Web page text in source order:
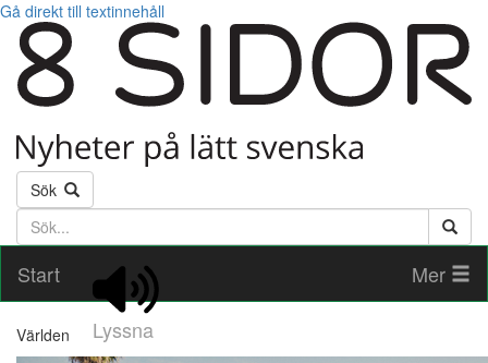
Gå direkt till textinnehåll
Sök
Söktext
Start
Lyssna
Mer
Världen